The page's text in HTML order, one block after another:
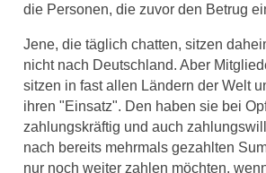
die Personen, die zuvor den Betrug
Jene, die täglich chatten, sitzen
nicht nach Deutschland. Aber
sitzen in fast allen Ländern der Welt
ihren "Einsatz". Den haben sie bei
zahlungskräftig und auch
nach bereits mehrmals gezahlten
nur noch weiter zahlen möchten,